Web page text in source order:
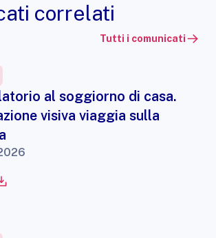
correlati
Tutti i comunicati
al soggiorno di casa.
visiva viaggia sulla